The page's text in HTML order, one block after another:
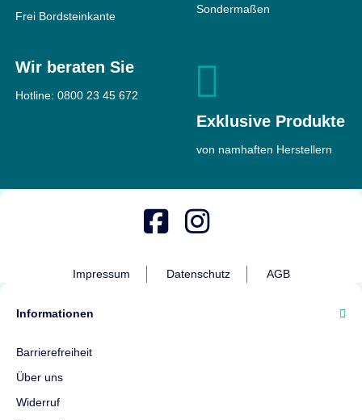
Frei Bordsteinkante
Sondermaßen
Wir beraten Sie
Hotline: 0800 23 45 672
Exklusive Produkte
von namhaften Herstellern
Impressum Datenschutz AGB
Informationen
Barrierefreiheit
Über uns
Widerruf